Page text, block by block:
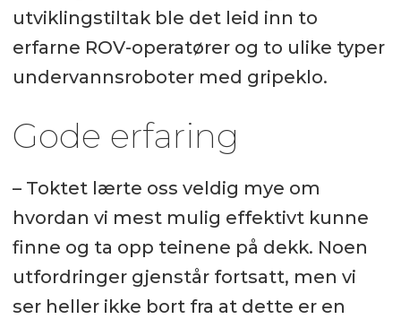
utviklingstiltak ble det leid inn to
erfarne ROV-operatører og to ulike typer
undervannsroboter med gripeklo.
Gode erfaring
– Toktet lærte oss veldig mye om
hvordan vi mest mulig effektivt kunne
finne og ta opp teinene på dekk. Noen
utfordringer gjenstår fortsatt, men vi
ser heller ikke bort fra at dette er en